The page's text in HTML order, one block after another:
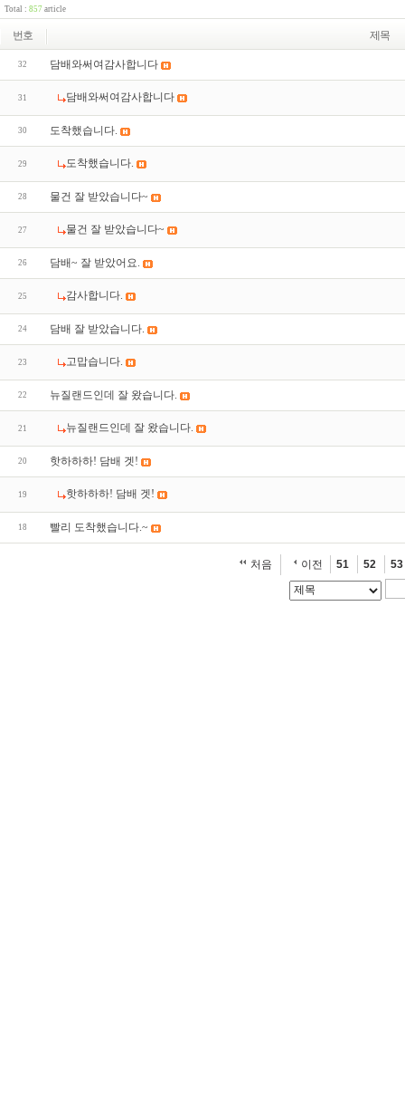
Total : 857 article
번호 제목
32 담배와써여감사합니다
31 담배와써여감사합니다
30 도착했습니다.
29 도착했습니다.
28 물건 잘 받았습니다~
27 물건 잘 받았습니다~
26 담배~ 잘 받았어요.
25 감사합니다.
24 담배 잘 받았습니다.
23 고맙습니다.
22 뉴질랜드인데 잘 왔습니다.
21 뉴질랜드인데 잘 왔습니다.
20 핫하하하! 담배 겟!
19 핫하하하! 담배 겟!
18 빨리 도착했습니다.~
처음 이전 51 52 53